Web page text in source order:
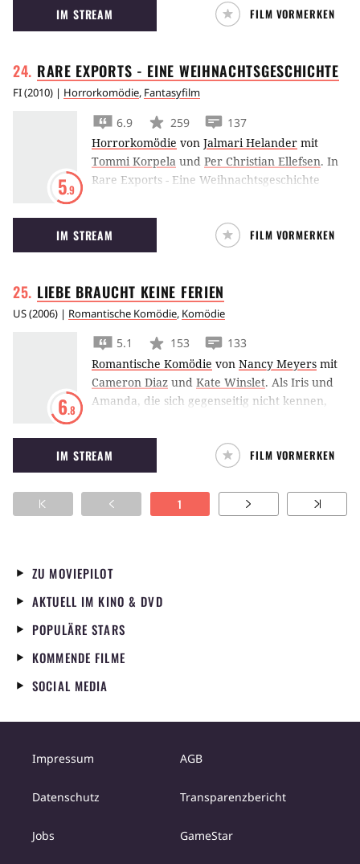
Weihnachtsgeschehen ein und verdient sich
dabei erste Sporen.
IM STREAM FILM VORMERKEN
RARE EXPORTS - EINE WEIHNACHTSGESCHICHTE
FI(2010) | Horrorkomödie, Fantasyfilm
5.9
6.9 259
137
Horrorkomödie von Jalmari Helander mit
Tommi Korpela und Per Christian Ellefsen. In
Rare Exports - Eine Weihnachtsgeschichte
Finnland Spuren vom Weihnachtsmann. Doch
der ist ganz anders als gedacht.
IM STREAM FILM VORMERKEN
LIEBE BRAUCHT KEINE FERIEN
US(2006) | Romantische Komödie, Komödie
6.8
5.1 153
133
Romantische Komödie von Nancy Meyers mit
Cameron Diaz und Kate Winslet. Als Iris und
Amanda, die sich gegenseitig nicht kennen,
werden, tauschen sie in Liebe braucht keine
Ferien kurzerhand den Wohnort aus.
IM STREAM FILM VORMERKEN
1
ZU MOVIEPILOT
AKTUELL IM KINO & DVD
POPULÄRE STARS
KOMMENDE FILME
SOCIAL MEDIA
Impressum AGB
Datenschutz Transparenzbericht
Jobs GameStar